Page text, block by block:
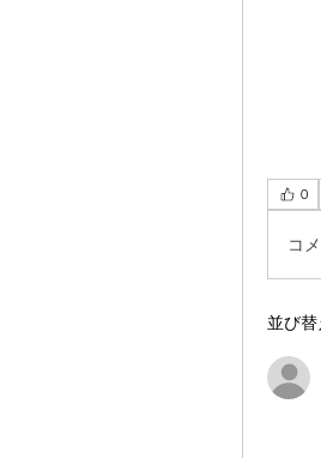
0
コ
並び替